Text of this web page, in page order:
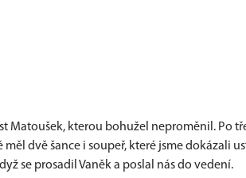
Matoušek, kterou bohužel neproměnil. Po
dvě šance i soupeř, které jsme dokázali
se prosadil Vaněk a poslal nás do vedení.